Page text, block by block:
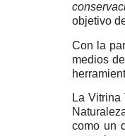
objetivo
Con la
medios
La
como un